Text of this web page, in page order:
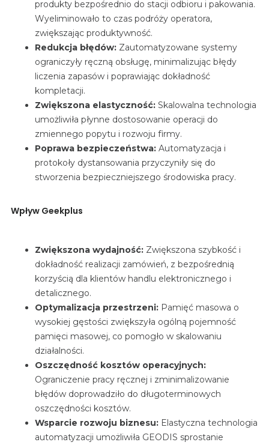
produkty bezpośrednio do stacji odbioru i pakowania.
Wyeliminowało to czas podróży operatora,
zwiększając produktywność.
Redukcja błędów: Zautomatyzowane systemy
ograniczyły ręczną obsługę, minimalizując błędy
liczenia zapasów i poprawiając dokładność
kompletacji.
Zwiększona elastyczność: Skalowalna technologia
umożliwiła płynne dostosowanie operacji do
zmiennego popytu i rozwoju firmy.
Poprawa bezpieczeństwa: Automatyzacja i
protokoły dystansowania przyczyniły się do
stworzenia bezpieczniejszego środowiska pracy.
Wpływ Geekplus
Zwiększona wydajność: Zwiększona szybkość i
dokładność realizacji zamówień, z bezpośrednią
korzyścią dla klientów handlu elektronicznego i
detalicznego.
Optymalizacja przestrzeni: Pamięć masowa o
wysokiej gęstości zwiększyła ogólną pojemność
pamięci masowej, co pomogło w skalowaniu
działalności.
Oszczędność kosztów operacyjnych:
Ograniczenie pracy ręcznej i zminimalizowanie
błędów doprowadziło do długoterminowych
oszczędności kosztów.
Wsparcie rozwoju biznesu: Elastyczna technologia
automatyzacji umożliwiła GEODIS sprostanie